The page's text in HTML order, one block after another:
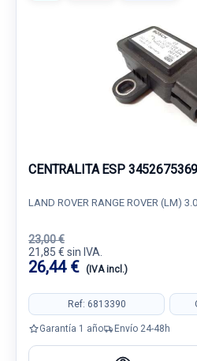
CENTRALITA ESP
LAND ROVER RANGE ROVER (LM)
23,00 €
21,85 € sin IVA.
26,44 € (IVA incl.)
Ref: 6813390
Garantía 1 año Envío 24-48h